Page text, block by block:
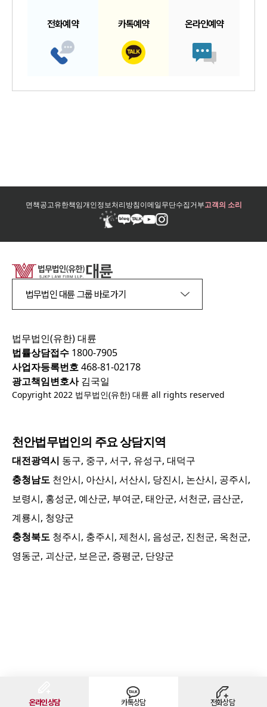
온라인상담 카톡상담 전화상담
전화예약 카톡예약 온라인예약
면책공고유한책임개인정보처리방침이메일무단수집거부고객의 소리
법무법인 대륜 그룹 바로가기
법무법인(유한) 대륜
법률상담접수 1800-7905
사업자등록번호468-81-02178
광고책임변호사김국일
Copyright 2022 법무법인(유한) 대륜 all rights reserved
천안법무법인의 주요 상담지역
대전광역시 동구, 중구, 서구, 유성구, 대덕구
충청남도 천안시, 아산시, 서산시, 당진시, 논산시, 공주시,
보령시, 홍성군, 예산군, 부여군, 태안군, 서천군, 금산군,
계룡시, 청양군
충청북도 청주시, 충주시, 제천시, 음성군, 진천군, 옥천군,
영동군, 괴산군, 보은군, 증평군, 단양군